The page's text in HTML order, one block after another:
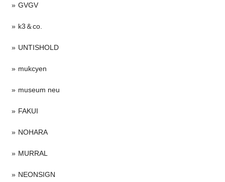
GVGV
k3＆co.
UNTISHOLD
mukcyen
museum neu
FAKUI
NOHARA
MURRAL
NEONSIGN